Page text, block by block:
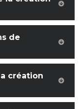
de
création